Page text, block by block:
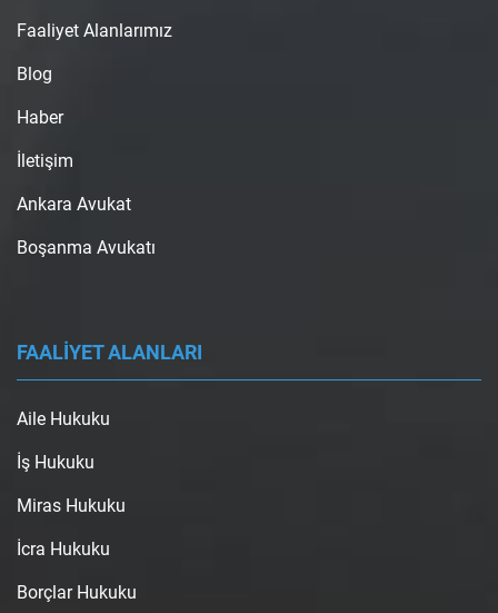
Faaliyet Alanlarımız
Blog
Haber
İletişim
Ankara Avukat
Boşanma Avukatı
FAALİYET ALANLARI
Aile Hukuku
İş Hukuku
Miras Hukuku
İcra Hukuku
Borçlar Hukuku